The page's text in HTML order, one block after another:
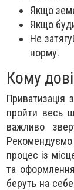
Якщо
Якщо
Не
норму.
Кому
Приватизація
пройти весь
важливо
Рекомендуємо
процес із
та
беруть на